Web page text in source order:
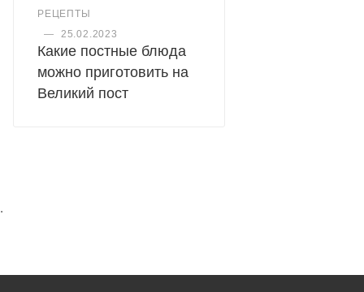
РЕЦЕПТЫ
—
25.02.2023
Какие постные блюда
можно приготовить на
Великий пост
.